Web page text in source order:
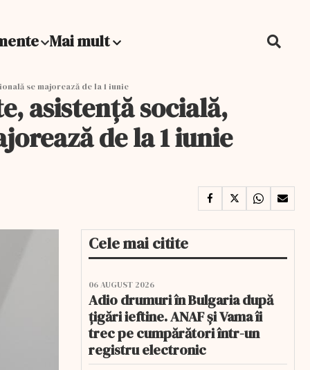
Mai mult
se majorează de la 1 iunie
asistență socială,
de la 1 iunie
Cele mai citite
06 AUGUST 2026
Adio drumuri în Bulgaria după
țigări ieftine. ANAF și Vama îi
trec pe cumpărători într-un
registru electronic